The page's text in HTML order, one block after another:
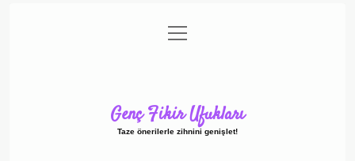
Gizlilik Politikası
menüyü
aç
Genç Fikir Ufukları
Taze önerilerle zihnini genişlet!